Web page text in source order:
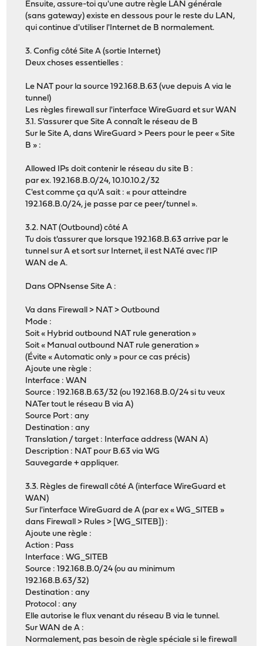
Ensuite, assure-toi qu'une autre règle LAN générale
(sans gateway) existe en dessous pour le reste du LAN,
qui continue d'utiliser l'Internet de B normalement.
3. Config côté Site A (sortie Internet)
Deux choses essentielles :
Le NAT pour la source 192.168.B.63 (vue depuis A via le
tunnel)
Les règles firewall sur l'interface WireGuard et sur WAN
3.1. S'assurer que Site A connaît le réseau de B
Sur le Site A, dans WireGuard > Peers pour le peer « Site
B » :
Allowed IPs doit contenir le réseau du site B :
par ex. 192.168.B.0/24, 10.10.10.2/32
C'est comme ça qu'A sait : « pour atteindre
192.168.B.0/24, je passe par ce peer/tunnel ».
3.2. NAT (Outbound) côté A
Tu dois t'assurer que lorsque 192.168.B.63 arrive par le
tunnel sur A et sort sur Internet, il est NATé avec l'IP
WAN de A.
Dans OPNsense Site A :
Va dans Firewall > NAT > Outbound
Mode :
Soit « Hybrid outbound NAT rule generation »
Soit « Manual outbound NAT rule generation »
(Évite « Automatic only » pour ce cas précis)
Ajoute une règle :
Interface : WAN
Source : 192.168.B.63/32 (ou 192.168.B.0/24 si tu veux
NATer tout le réseau B via A)
Source Port : any
Destination : any
Translation / target : Interface address (WAN A)
Description : NAT pour B.63 via WG
Sauvegarde + appliquer.
3.3. Règles de firewall côté A (interface WireGuard et
WAN)
Sur l'interface WireGuard de A (par ex « WG_SITEB »
dans Firewall > Rules > [WG_SITEB]) :
Ajoute une règle :
Action : Pass
Interface : WG_SITEB
Source : 192.168.B.0/24 (ou au minimum
192.168.B.63/32)
Destination : any
Protocol : any
Elle autorise le flux venant du réseau B via le tunnel.
Sur WAN de A :
Normalement, pas besoin de règle spéciale si le firewall